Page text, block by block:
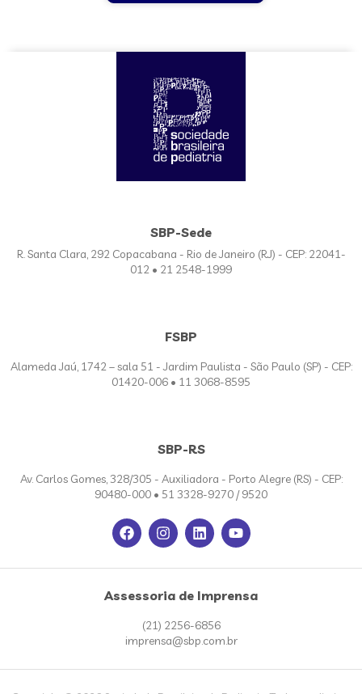
SBP-Sede
R. Santa Clara, 292 Copacabana - Rio de Janeiro (RJ) - CEP: 22041-
012 • 21 2548-1999
FSBP
Alameda Jaú, 1742 – sala 51 - Jardim Paulista - São Paulo (SP) - CEP:
01420-006 • 11 3068-8595
SBP-RS
Av. Carlos Gomes, 328/305 - Auxiliadora - Porto Alegre (RS) - CEP:
90480-000 • 51 3328-9270 / 9520
Assessoria de Imprensa
(21) 2256-6856
imprensa@sbp.com.br